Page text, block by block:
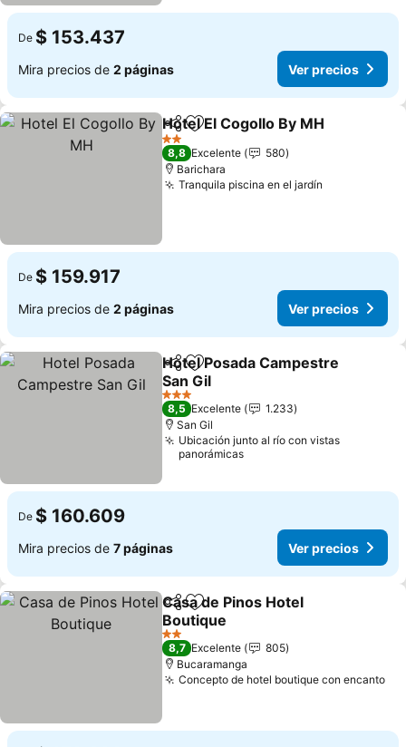
De $ 153.437
Mira precios de 2 páginas Ver precios
CompartirAgregar a favoritos
Hotel El Cogollo By MH
2 Estrellas
8,8 Excelente
580
Barichara
Tranquila piscina en el jardín
De $ 159.917
Mira precios de 2 páginas Ver precios
CompartirAgregar a favoritos
Hotel Posada Campestre
San Gil
Ver precios
3 Estrellas
8,5 Excelente
1.233
San Gil
Ubicación junto al río con vistas
panorámicas
De $ 160.609
Mira precios de 7 páginas Ver precios
CompartirAgregar a favoritos
Casa de Pinos Hotel
Boutique
Ver precios
2 Estrellas
8,7 Excelente
805
Bucaramanga
Concepto de hotel boutique con encanto